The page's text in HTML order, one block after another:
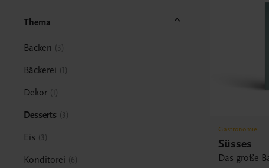
Thema
Backen 3
Bäckerei 1
Dekor 1
Desserts 3
Eis 3
Konditorei 6
Gastronomie
Süsses
Das große